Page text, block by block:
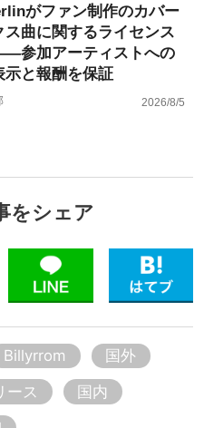
がファン制作のカバー
ス曲に関するライセンス
参加アーティストへの
示と報酬を保証
2026/8/5
をシェア
Billyrrom
国外
ース
国内